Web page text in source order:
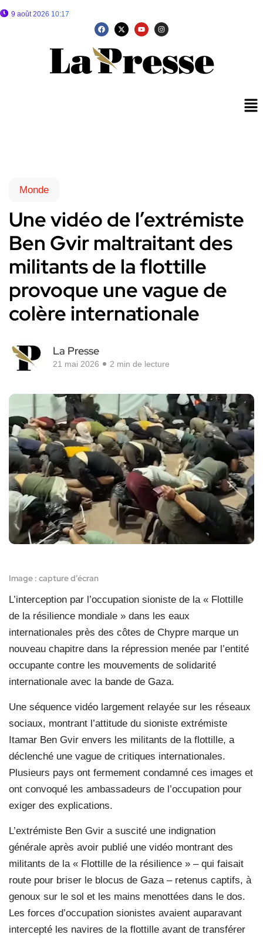
9 août 2026 10:17
Monde
Une vidéo de l’extrémiste
Ben Gvir maltraitant des
militants de la flottille
provoque une vague de
colère internationale
La Presse
21 mai 2026 2 min de lecture
Image : capture d’écran
L’interception par l’occupation sioniste de la « Flottille
de la résilience mondiale » dans les eaux
internationales près des côtes de Chypre marque un
nouveau chapitre dans la répression menée par l’entité
occupante contre les mouvements de solidarité
internationale avec la bande de Gaza.
Une séquence vidéo largement relayée sur les réseaux
sociaux, montrant l’attitude du sioniste extrémiste
Itamar Ben Gvir envers les militants de la flottille, a
déclenché une vague de critiques internationales.
Plusieurs pays ont fermement condamné ces images et
ont convoqué les ambassadeurs de l’occupation pour
exiger des explications.
L’extrémiste Ben Gvir a suscité une indignation
générale après avoir publié une vidéo montrant des
militants de la « Flottille de la résilience » – qui faisait
route pour briser le blocus de Gaza – retenus captifs, à
genoux sur le sol et les mains menottées dans le dos.
Les forces d’occupation sionistes avaient auparavant
intercepté les navires de la flottille avant de transférer